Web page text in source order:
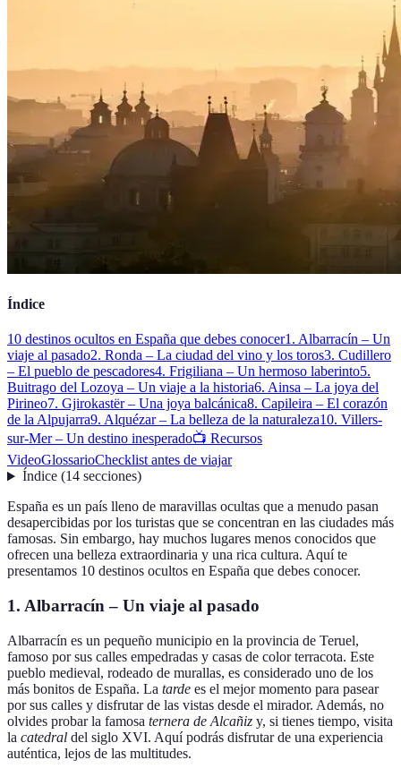
Índice
10 destinos ocultos en España que debes conocer1. Albarracín – Un
viaje al pasado2. Ronda – La ciudad del vino y los toros3. Cudillero
– El pueblo de pescadores4. Frigiliana – Un hermoso laberinto5.
Buitrago del Lozoya – Un viaje a la historia6. Ainsa – La joya del
Pirineo7. Gjirokastër – Una joya balcánica8. Capileira – El corazón
de la Alpujarra9. Alquézar – La belleza de la naturaleza10. Villers-
sur-Mer – Un destino inesperado📺 Recursos
VideoGlossarioChecklist antes de viajar
Índice(14 secciones)
España es un país lleno de maravillas ocultas que a menudo pasan
desapercibidas por los turistas que se concentran en las ciudades más
famosas. Sin embargo, hay muchos lugares menos conocidos que
ofrecen una belleza extraordinaria y una rica cultura. Aquí te
presentamos 10 destinos ocultos en España que debes conocer.
1. Albarracín – Un viaje al pasado
Albarracín es un pequeño municipio en la provincia de Teruel,
famoso por sus calles empedradas y casas de color terracota. Este
pueblo medieval, rodeado de murallas, es considerado uno de los
más bonitos de España. La tarde es el mejor momento para pasear
por sus calles y disfrutar de las vistas desde el mirador. Además, no
olvides probar la famosa ternera de Alcañiz y, si tienes tiempo, visita
la catedral del siglo XVI. Aquí podrás disfrutar de una experiencia
auténtica, lejos de las multitudes.